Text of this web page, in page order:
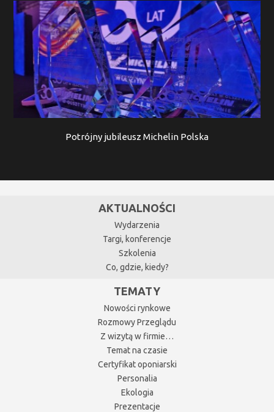
Potrójny jubileusz Michelin Polska
AKTUALNOŚCI
Wydarzenia
Targi, konferencje
Szkolenia
Co, gdzie, kiedy?
TEMATY
Nowości rynkowe
Rozmowy Przeglądu
Z wizytą w firmie…
Temat na czasie
Certyfikat oponiarski
Personalia
Ekologia
Prezentacje